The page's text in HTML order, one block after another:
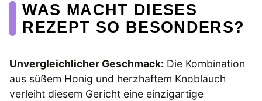
WAS MACHT DIESES
REZEPT SO BESONDERS?
Unvergleichlicher Geschmack: Die Kombination
aus süßem Honig und herzhaftem Knoblauch
verleiht diesem Gericht eine einzigartige